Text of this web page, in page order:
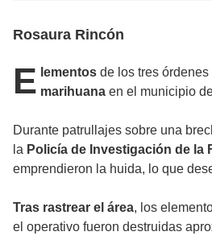
Rosaura Rincón
E lementos de los tres órdenes
marihuana en el municipio
Durante patrullajes sobre una
la Policía de Investigación de la
emprendieron la huida, lo que
Tras rastrear el área, los
el operativo fueron destruidas